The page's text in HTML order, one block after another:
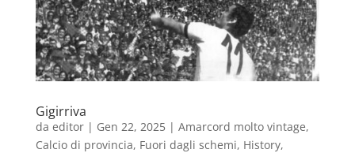
Gigirriva
da editor| Gen 22, 2025| Amarcord molto vintage,
Calcio di provincia, Fuori dagli schemi, History,